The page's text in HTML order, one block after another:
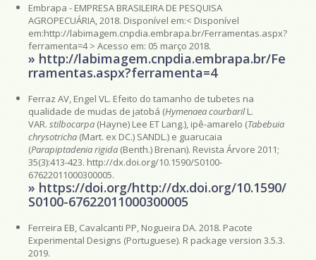
Embrapa - EMPRESA BRASILEIRA DE PESQUISA
AGROPECUÁRIA, 2018. Disponível em:< Disponível
em:http://labimagem.cnpdia.embrapa.br/Ferramentas.aspx?
ferramenta=4 > Acesso em: 05 março 2018.
» http://labimagem.cnpdia.embrapa.br/Fe
rramentas.aspx?ferramenta=4
Ferraz AV, Engel VL. Efeito do tamanho de tubetes na
qualidade de mudas de jatobá (Hymenaea courbarilL.
VAR. stilbocarpa (Hayne) Lee ET Lang.), ipê-amarelo (Tabebuia
chrysotricha (Mart. ex DC.) SANDL.) e guarucaia
(Parapiptadenia rigida (Benth.) Brenan). Revista Árvore 2011;
35(3):413-423. http://dx.doi.org/10.1590/S0100-
67622011000300005.
» https://doi.org/http://dx.doi.org/10.1590/
S0100-67622011000300005
Ferreira EB, Cavalcanti PP, Nogueira DA. 2018. Pacote
Experimental Designs (Portuguese). R package version 3.5.3.
2019.